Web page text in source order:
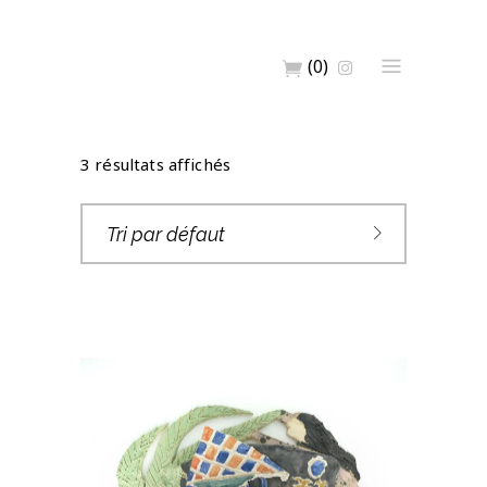
(0)
3 résultats affichés
Tri par défaut
POT MURAL